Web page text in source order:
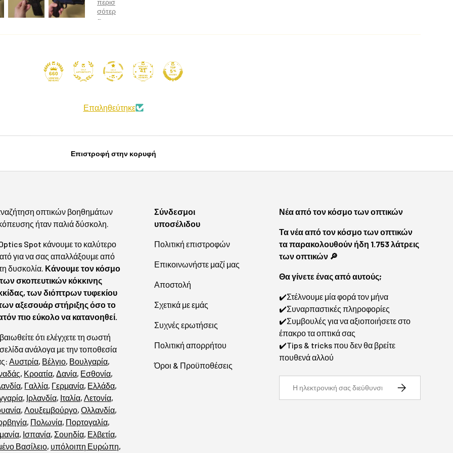
660
41
Επαληθεύτηκε
Επιστροφή στην κορυφή
οπτικών βοηθημάτων
ήταν παλιά δύσκολη.
Spot κάνουμε το καλύτερο
για να σας απαλλάξουμε από
δυσκολία. Κάνουμε τον κόσμο
σκοπευτικών κόκκινης
των διόπτρων τυφεκίου
αξεσουάρ στήριξης όσο το
πιο εύκολο να κατανοηθεί.
ότι ελέγχετε τη σωστή
ανάλογα με την τοποθεσία
Αυστρία, Βέλγιο, Βουλγαρία,
, Κροατία,Δανία, Εσθονία,
, Γαλλία, Γερμανία, Ελλάδα,
, Ιρλανδία, Ιταλία, Λετονία,
,Λουξεμβούργο,Ολλανδία,
, Πολωνία, Πορτογαλία,
, Ισπανία, Σουηδία, Ελβετία,
Βασίλειο, υπόλοιπη Ευρώπη,
Σύνδεσμοι
υποσέλιδου
Πολιτική επιστροφών
Επικοινωνήστε μαζί μας
Αποστολή
Σχετικά με εμάς
Συχνές ερωτήσεις
Πολιτική απορρήτου
Όροι & Προϋποθέσεις
Νέα από τον κόσμο των οπτικών
Τα νέα από τον κόσμο των οπτικών
τα παρακολουθούν ήδη 1.753 λάτρεις
των οπτικών 🔎
Θα γίνετε ένας από αυτούς;
✔️Στέλνουμε μία φορά τον μήνα
✔️Συναρπαστικές πληροφορίες
✔️Συμβουλές για να αξιοποιήσετε στο
έπακρο τα οπτικά σας
✔️Tips & tricks που δεν θα βρείτε
πουθενά αλλού
Εγγραφή